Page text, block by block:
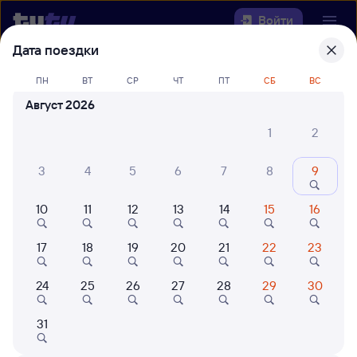
Войти
Выберите день, чтобы найтиж/д
билеты Выдрино — Канаш-1
Куда
Когда
Кто едет
Найти поезда
Дата поездки
ПН ВТ СР ЧТ ПТ СБ ВС
Август 2026
1
2
3 4 5 6 7 8 9
10 11 12 13 14 15 16
17 18 19 20 21 22 23
24 25 26 27 28 29 30
31